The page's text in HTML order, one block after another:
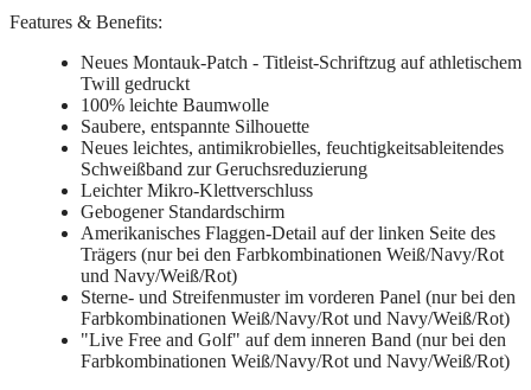
Features & Benefits:
Neues Montauk-Patch - Titleist-Schriftzug auf athletischem
Twill gedruckt
100% leichte Baumwolle
Saubere, entspannte Silhouette
Neues leichtes, antimikrobielles, feuchtigkeitsableitendes
Schweißband zur Geruchsreduzierung
Leichter Mikro-Klettverschluss
Gebogener Standardschirm
Amerikanisches Flaggen-Detail auf der linken Seite des
Trägers (nur bei den Farbkombinationen Weiß/Navy/Rot
und Navy/Weiß/Rot)
Sterne- und Streifenmuster im vorderen Panel (nur bei den
Farbkombinationen Weiß/Navy/Rot und Navy/Weiß/Rot)
"Live Free and Golf" auf dem inneren Band (nur bei den
Farbkombinationen Weiß/Navy/Rot und Navy/Weiß/Rot)